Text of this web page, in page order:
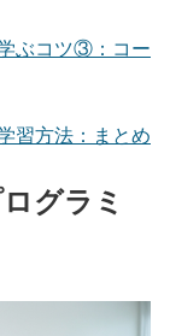
ぶコツ③：コー
習方法：まとめ
グラミ